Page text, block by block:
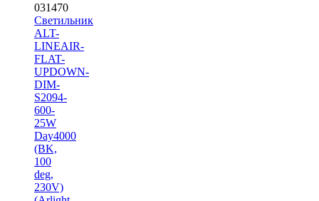
031470
Светильник
ALT-
LINEAIR-
FLAT-
UPDOWN-
DIM-
S2094-
600-
25W
Day4000
(BK,
100
deg,
230V)